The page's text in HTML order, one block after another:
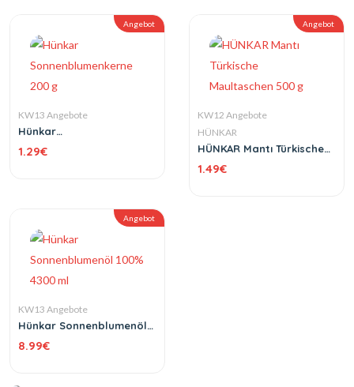
Angebot
KW13 Angebote
Hünkar
g
1.29€
Angebot
KW12 Angebote
HÜNKAR
HÜNKAR Mantı Türkische
1.49€
Angebot
KW13 Angebote
Hünkar Sonnenblumenöl
8.99€